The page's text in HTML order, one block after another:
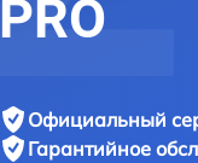
PRO
Официальный
Гарантийное